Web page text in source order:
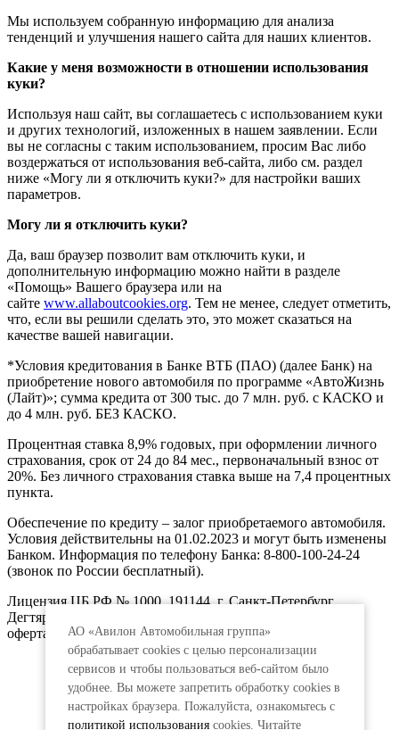
АО «Авилон Автомобильная группа»
обрабатывает cookies с целью персонализации
сервисов и чтобы пользоваться веб-сайтом было
удобнее. Вы можете запретить обработку сookies в
настройках браузера. Пожалуйста, ознакомьтесь с
политикой использования cookies. Читайте
Мы используем собранную информацию для анализа
тенденций и улучшения нашего сайта для наших клиентов.
Какие у меня возможности в отношении использования
куки?
Используя наш сайт, вы соглашаетесь с использованием куки
и других технологий, изложенных в нашем заявлении. Если
вы не согласны с таким использованием, просим Вас либо
воздержаться от использования веб-сайта, либо см. раздел
ниже «Могу ли я отключить куки?» для настройки ваших
параметров.
Могу ли я отключить куки?
Да, ваш браузер позволит вам отключить куки, и
дополнительную информацию можно найти в разделе
«Помощь» Вашего браузера или на
сайте www.allaboutcookies.org. Тем не менее, следует отметить,
что, если вы решили сделать это, это может сказаться на
качестве вашей навигации.
*Условия кредитования в Банке ВТБ (ПАО) (далее Банк) на
приобретение нового автомобиля по программе «АвтоЖизнь
(Лайт)»; сумма кредита от 300 тыс. до 7 млн. руб. с КАСКО и
до 4 млн. руб. БЕЗ КАСКО.
Процентная ставка 8,9% годовых, при оформлении личного
страхования, срок от 24 до 84 мес., первоначальный взнос от
20%. Без личного страхования ставка выше на 7,4 процентных
пункта.
Обеспечение по кредиту – залог приобретаемого автомобиля.
Условия действительны на 01.02.2023 и могут быть изменены
Банком. Информация по телефону Банка: 8-800-100-24-24
(звонок по России бесплатный).
Лицензия ЦБ РФ № 1000, 191144, г. Санкт-Петербург,
Дегтярный пер., д.11, лит.А. www.vtb.ru. Реклама 0+. Не
оферта.